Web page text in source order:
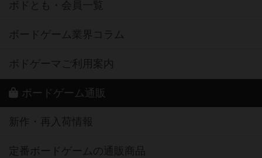
ボドとも・会員一覧
ボードゲーム業界コラム
ボドゲーマご利用案内
ボードゲーム通販
新作・再入荷情報
定番ボードゲームの通販商品